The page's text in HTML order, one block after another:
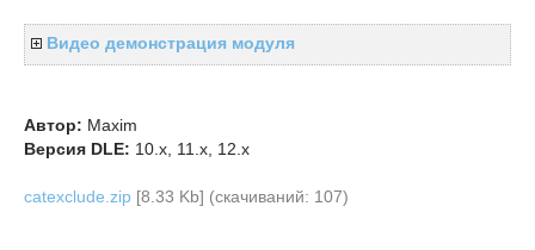
Видео демонстрация модуля
Автор: Maxim
Версия DLE: 10.x, 11.x, 12.x
catexclude.zip [8.33 Kb] (cкачиваний: 107)